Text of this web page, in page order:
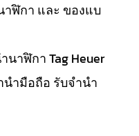
ฬิกา และ ของแบ
าฬิกา Tag Heuer
ำมือถือ รับจำนำ